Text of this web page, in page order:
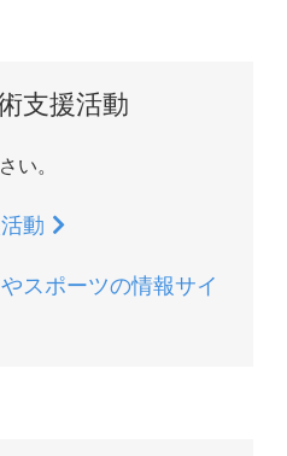
支援活動
い。
動
スポーツの情報サイ